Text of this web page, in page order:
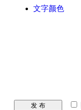
文字颜色
发 布